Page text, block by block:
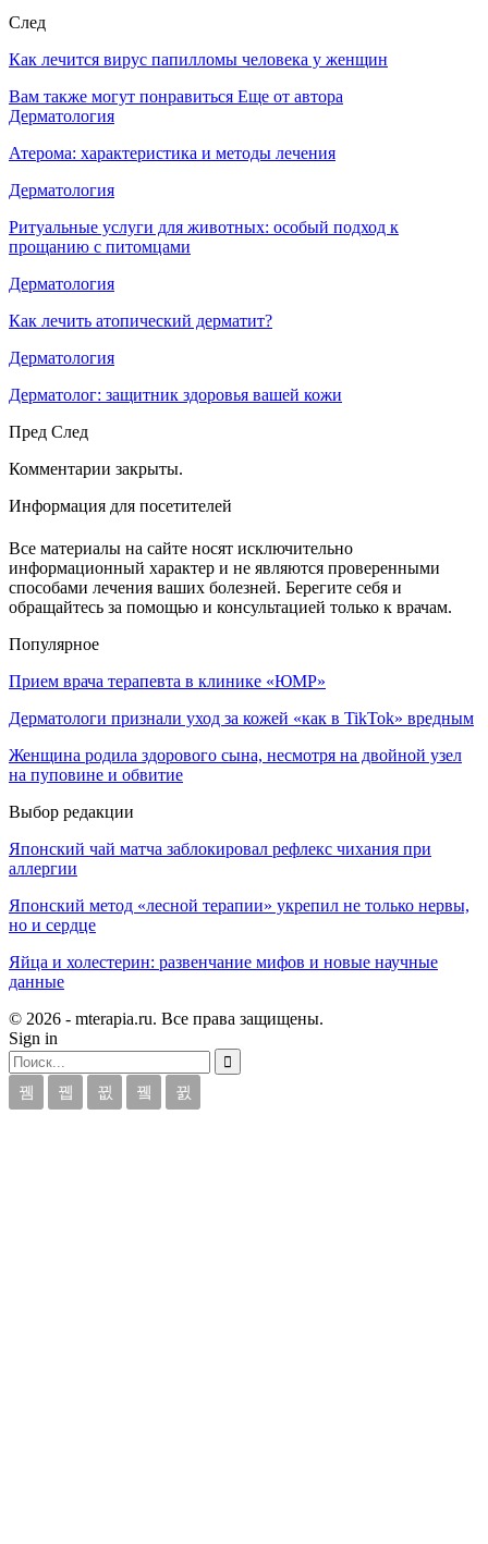
След
Как лечится вирус папилломы человека у женщин
Вам также могут понравиться Еще от автора
Дерматология
Атерома: характеристика и методы лечения
Дерматология
Ритуальные услуги для животных: особый подход к
прощанию с питомцами
Дерматология
Как лечить атопический дерматит?
Дерматология
Дерматолог: защитник здоровья вашей кожи
Пред След
Комментарии закрыты.
Информация для посетителей
Все материалы на сайте носят исключительно
информационный характер и не являются проверенными
способами лечения ваших болезней. Берегите себя и
обращайтесь за помощью и консультацией только к врачам.
Популярное
Прием врача терапевта в клинике «ЮМР»
Дерматологи признали уход за кожей «как в TikTok» вредным
Женщина родила здорового сына, несмотря на двойной узел
на пуповине и обвитие
Выбор редакции
Японский чай матча заблокировал рефлекс чихания при
аллергии
Японский метод «лесной терапии» укрепил не только нервы,
но и сердце
Яйца и холестерин: развенчание мифов и новые научные
данные
© 2026 - mterapia.ru. Все права защищены.
Sign in